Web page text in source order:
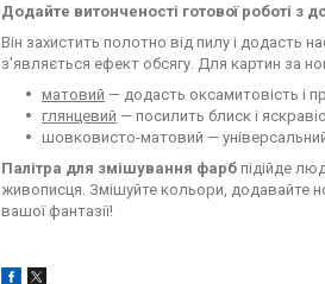
Додайте витонченості готової роботі з
Він захистить полотно від пилу і додасть
з'являється ефект обсягу. Для картин за
матовий — додасть оксамитовість і
глянцевий — посилить блиск і
шовковисто-матовий —
Палітра для змішування фарб підійде
живописця. Змішуйте кольори, додавайте
вашої фантазії!